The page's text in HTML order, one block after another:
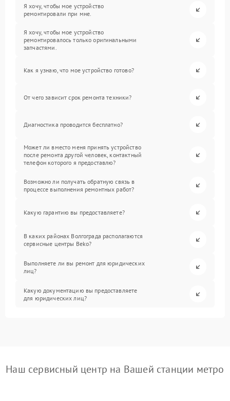
Я хочу, чтобы мое устройство
ремонтировали при мне.
Я хочу, чтобы мое устройство
ремонтировалось только оригинальными
запчастями.
Как я узнаю, что мое устройство готово?
От чего зависит срок ремонта техники?
Диагностика проводится бесплатно?
Может ли вместо меня принять устройство
после ремонта другой человек, контактный
телефон которого я предоставлю?
Возможно ли получать обратную связь в
процессе выполнения ремонтных работ?
Какую гарантию вы предоставляете?
В каких районах Волгограда располагаются
сервисные центры Beko?
Выполняете ли вы ремонт для юридических
лиц?
Какую документацию вы предоставляете
для юридических лиц?
Наш сервисный центр на Вашей станции метро